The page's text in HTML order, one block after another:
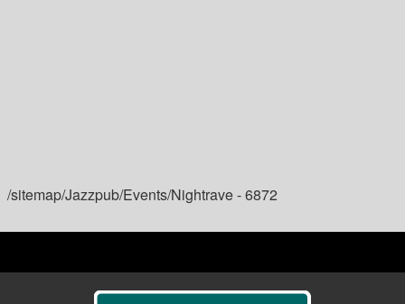
/sitemap/Jazzpub/Events/Nightrave - 6872